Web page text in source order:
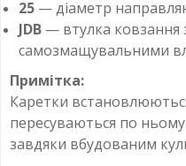
25 — діаметр
JDB — втулка ковзання
самозмащувальними
Примітка:
Каретки
пересуваються по
завдяки вбудованим